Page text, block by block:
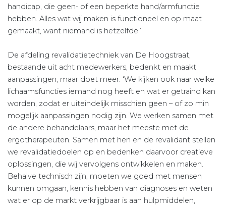
handicap, die geen- of een beperkte hand/armfunctie
hebben. Alles wat wij maken is functioneel en op maat
gemaakt, want niemand is hetzelfde.’
De afdeling revalidatietechniek van De Hoogstraat,
bestaande uit acht medewerkers, bedenkt en maakt
aanpassingen, maar doet meer. ‘We kijken ook naar welke
lichaamsfuncties iemand nog heeft en wat er getraind kan
worden, zodat er uiteindelijk misschien geen – of zo min
mogelijk aanpassingen nodig zijn. We werken samen met
de andere behandelaars, maar het meeste met de
ergotherapeuten. Samen met hen en de revalidant stellen
we revalidatiedoelen op en bedenken daarvoor creatieve
oplossingen, die wij vervolgens ontwikkelen en maken.
Behalve technisch zijn, moeten we goed met mensen
kunnen omgaan, kennis hebben van diagnoses en weten
wat er op de markt verkrijgbaar is aan hulpmiddelen,